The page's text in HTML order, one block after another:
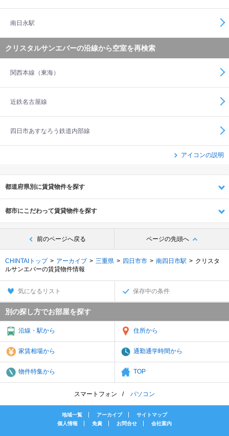
南日永駅
クリスタルサンエバーの沿線から空室を再検索
関西本線（東海）
近鉄名古屋線
四日市あすなろう鉄道内部線
アイコンの説明
都道府県別に賃貸物件を探す
都市にこだわって賃貸物件を探す
前のページへ戻る ページの先頭へ
CHINTAIトップ アーカイブ 三重県 四日市市 南四日市駅
クリスタ
ルサンエバーの賃貸物件情報
気になるリスト 保存中の条件
別の探し方でお部屋を探す
沿線・駅から 住所から
家賃相場から 通勤通学時間から
物件特集から TOP
スマートフォン パソコン
地域一覧 アーカイブ
サイトマップ
個人情報
免責 お問合せ 会社案内